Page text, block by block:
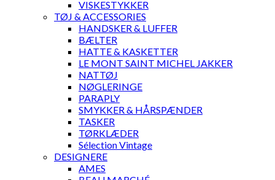
VISKESTYKKER
TØJ & ACCESSORIES
HANDSKER & LUFFER
BÆLTER
HATTE & KASKETTER
LE MONT SAINT MICHEL JAKKER
NATTØJ
NØGLERINGE
PARAPLY
SMYKKER & HÅRSPÆNDER
TASKER
TØRKLÆDER
Sélection Vintage
DESIGNERE
AMES